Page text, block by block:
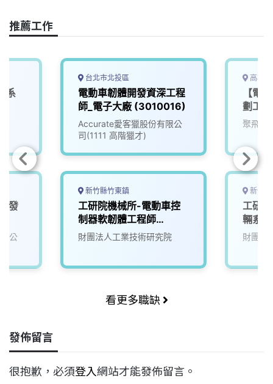
推薦工作
系
發
公
台北市北投區
電動車韌體開發資深工程
師_電子大廠 (3010016)
Accurate愛客獵股份有限公
司(1111 高階獵才)
新竹縣竹東鎮
工研院機械所-電動車控
制器軟韌體工程師
(D400)
財團法人工業技術研究院
高雄
【電
劃工
聚飛科
新竹
工研
輛系
財團法
看更多職缺
發佈留言
很抱歉，必須登入網站才能發佈留言。